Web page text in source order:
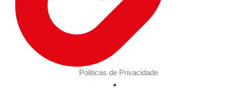
Politicas de Privacidade